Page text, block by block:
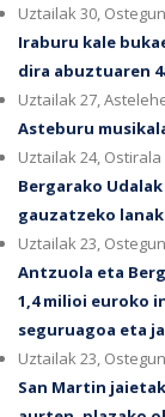
Uztailak 30,
Iraburu kale
dira abuztuaren
Uztailak 27,
Asteburu
Uztailak 24, Ostirala
Bergarako
gauzatzeko
Uztailak 23,
Antzuola eta
1,4 milioi euroko
seguruagoa eta
Uztailak 23,
San Martin